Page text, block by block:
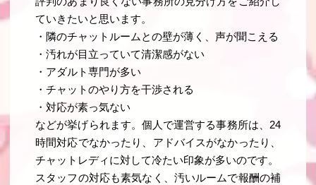
ていきたいと思います。
・隣のチャットルームとの壁が薄く、声が聞こえる
・汚れが目立っていて清潔感がない
・アダルト専門が多い
・チャットのやり方を干渉される
・対応が素っ気ない
などが挙げられます。個人で運営する事務所は、24
時間対応でなかったり、アドバイスがなかったり、
チャットレディに対して冷たい印象が多いのです。
スタッフの対応も素気なく、汚いルームで報酬の補